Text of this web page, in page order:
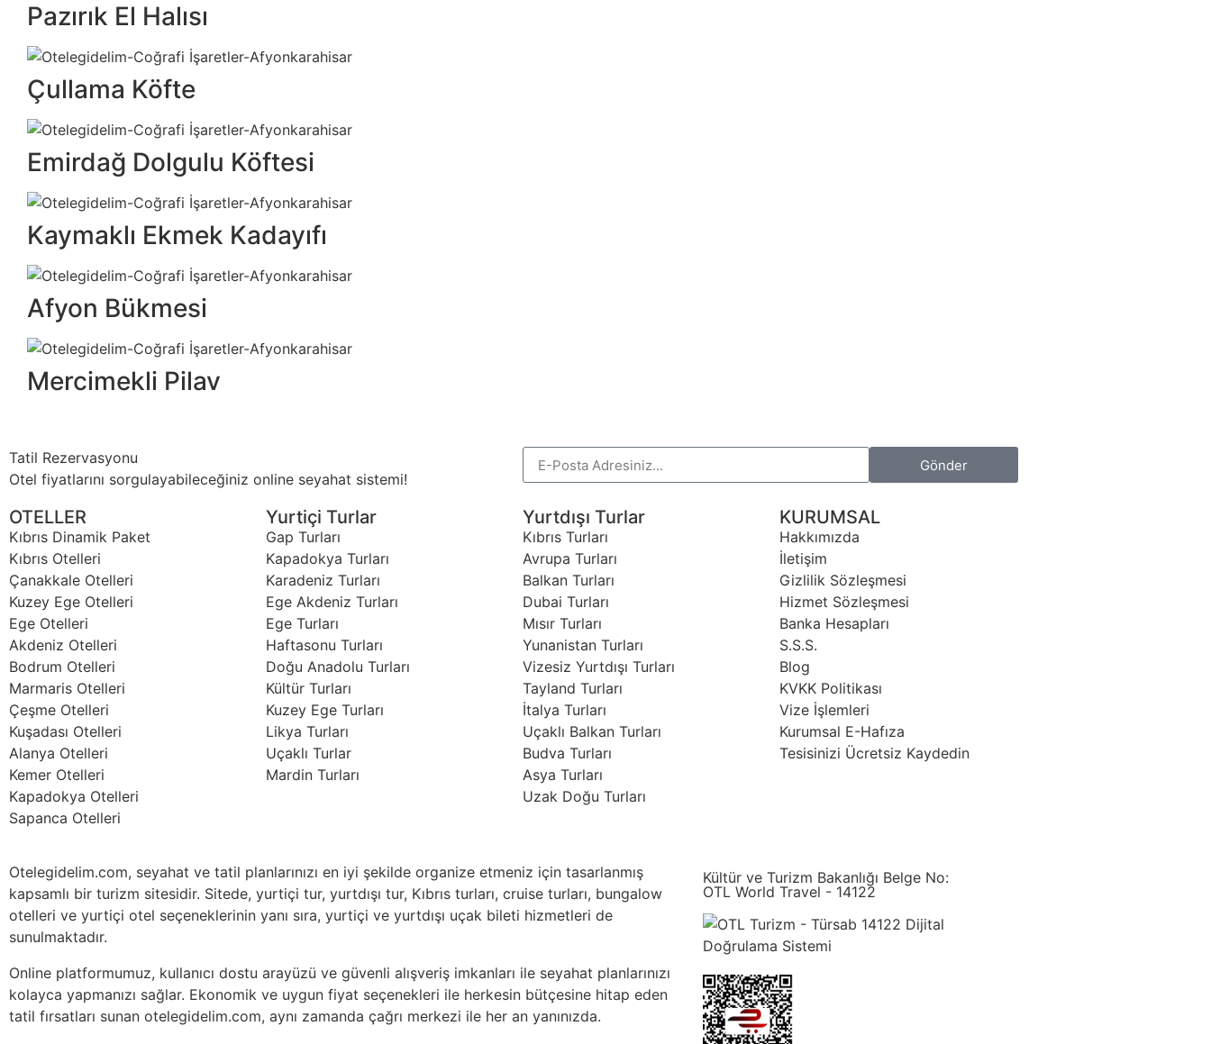
Pazırık El Halısı
Çullama Köfte
Emirdağ Dolgulu Köftesi
Kaymaklı Ekmek Kadayıfı
Afyon Bükmesi
Mercimekli Pilav
Tatil Rezervasyonu
Otel fiyatlarını sorgulayabileceğiniz online seyahat sistemi!
Gönder
OTELLER
Kıbrıs Dinamik Paket
Kıbrıs Otelleri
Çanakkale Otelleri
Kuzey Ege Otelleri
Ege Otelleri
Akdeniz Otelleri
Bodrum Otelleri
Marmaris Otelleri
Çeşme Otelleri
Kuşadası Otelleri
Alanya Otelleri
Kemer Otelleri
Kapadokya Otelleri
Sapanca Otelleri
Yurtiçi Turlar
Gap Turları
Kapadokya Turları
Karadeniz Turları
Ege Akdeniz Turları
Ege Turları
Haftasonu Turları
Doğu Anadolu Turları
Kültür Turları
Kuzey Ege Turları
Likya Turları
Uçaklı Turlar
Mardin Turları
Yurtdışı Turlar
Kıbrıs Turları
Avrupa Turları
Balkan Turları
Dubai Turları
Mısır Turları
Yunanistan Turları
Vizesiz Yurtdışı Turları
Tayland Turları
İtalya Turları
Uçaklı Balkan Turları
Budva Turları
Asya Turları
Uzak Doğu Turları
KURUMSAL
Hakkımızda
İletişim
Gizlilik Sözleşmesi
Hizmet Sözleşmesi
Banka Hesapları
S.S.S.
Blog
KVKK Politikası
Vize İşlemleri
Kurumsal E-Hafıza
Tesisinizi Ücretsiz Kaydedin
Otelegidelim.com, seyahat ve tatil planlarınızı en iyi şekilde organize etmeniz için tasarlanmış
kapsamlı bir turizm sitesidir. Sitede, yurtiçi tur, yurtdışı tur, Kıbrıs turları, cruise turları, bungalow
otelleri ve yurtiçi otel seçeneklerinin yanı sıra, yurtiçi ve yurtdışı uçak bileti hizmetleri de
sunulmaktadır.
Online platformumuz, kullanıcı dostu arayüzü ve güvenli alışveriş imkanları ile seyahat planlarınızı
kolayca yapmanızı sağlar. Ekonomik ve uygun fiyat seçenekleri ile herkesin bütçesine hitap eden
tatil fırsatları sunan otelegidelim.com, aynı zamanda çağrı merkezi ile her an yanınızda.
Kültür ve Turizm Bakanlığı Belge No:
OTL World Travel - 14122